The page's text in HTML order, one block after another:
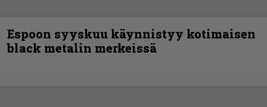
Espoon syyskuu käynnistyy kotimaisen
black metalin merkeissä